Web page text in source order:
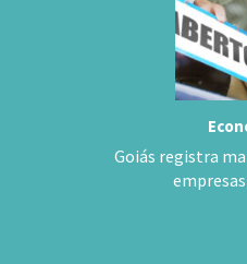
Goiás registra